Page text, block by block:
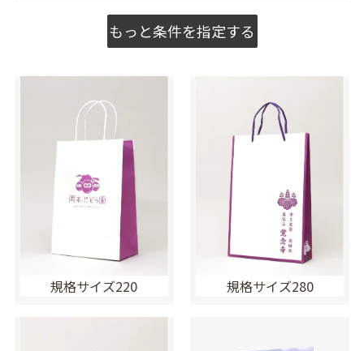
もっと条件を指定する
規格サイズ220 規格サイズ280